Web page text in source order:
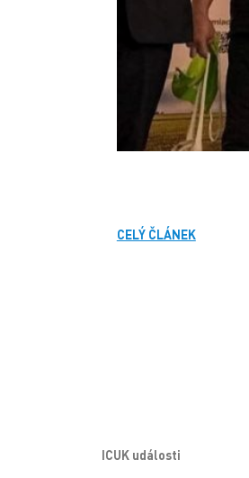
CELÝ ČLÁNEK
ICUK události